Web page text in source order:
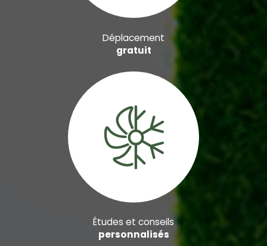
Déplacement
gratuit
Études et conseils
personnalisés